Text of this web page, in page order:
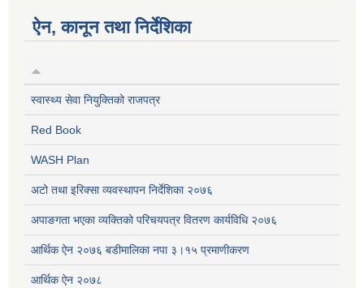
ऐन, कानून तथा निर्देशिका
स्वास्थ्य सेवा नियुक्तिको राजपत्र
Red Book
WASH Plan
अटो तथा इरिक्सा व्यवस्थापन निर्देशिका २०७६
अपाङगता भएका व्यक्तिको परिचयपत्र वितरण कार्यविधि २०७६
आर्थिक ऐन २०७६ बडीमालिका नपा ३।१५ प्रमाणीकरण
आर्थिक ऐन २०७८